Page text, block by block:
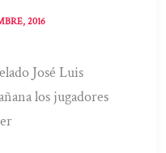
2016
José Luis
los jugadores